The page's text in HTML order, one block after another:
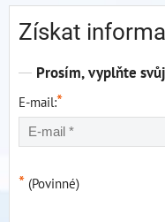
Získat
Prosím, vyplňte
E-mail:*
* (Povinné)